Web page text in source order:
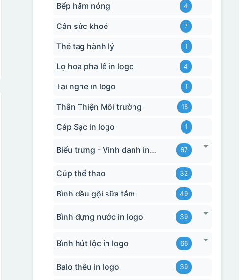
Bếp hâm nóng 4
Cân sức khoẻ 7
Thẻ tag hành lý 1
Lọ hoa pha lê in logo 4
Tai nghe in logo 1
Thân Thiện Môi trường 18
Cáp Sạc in logo 1
Biểu trưng - Vinh danh in logo 67
Cúp thể thao 32
Bình dầu gội sữa tắm 49
Bình đựng nước in logo 39
Bình hút lộc in logo 66
Balo thêu in logo 39